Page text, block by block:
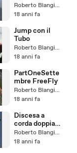
Roberto Blangiardi
18 anni fa
Jump con il
Tubo
Roberto Blangiardi
18 anni fa
PartOneSette
mbre FreeFly
Roberto Blangiardi
18 anni fa
Discesa a
corda doppia
dal Campanile
Roberto Blangiardi
18 anni fa